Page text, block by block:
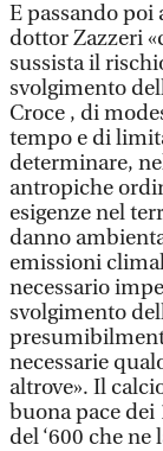
E passando poi
dottor Zazzeri
sussista il
svolgimento
Croce , di
tempo e di
determinare,
antropiche
esigenze nel
danno
emissioni
necessario
svolgimento
necessarie
altrove». Il
buona pace
del ‘600 che